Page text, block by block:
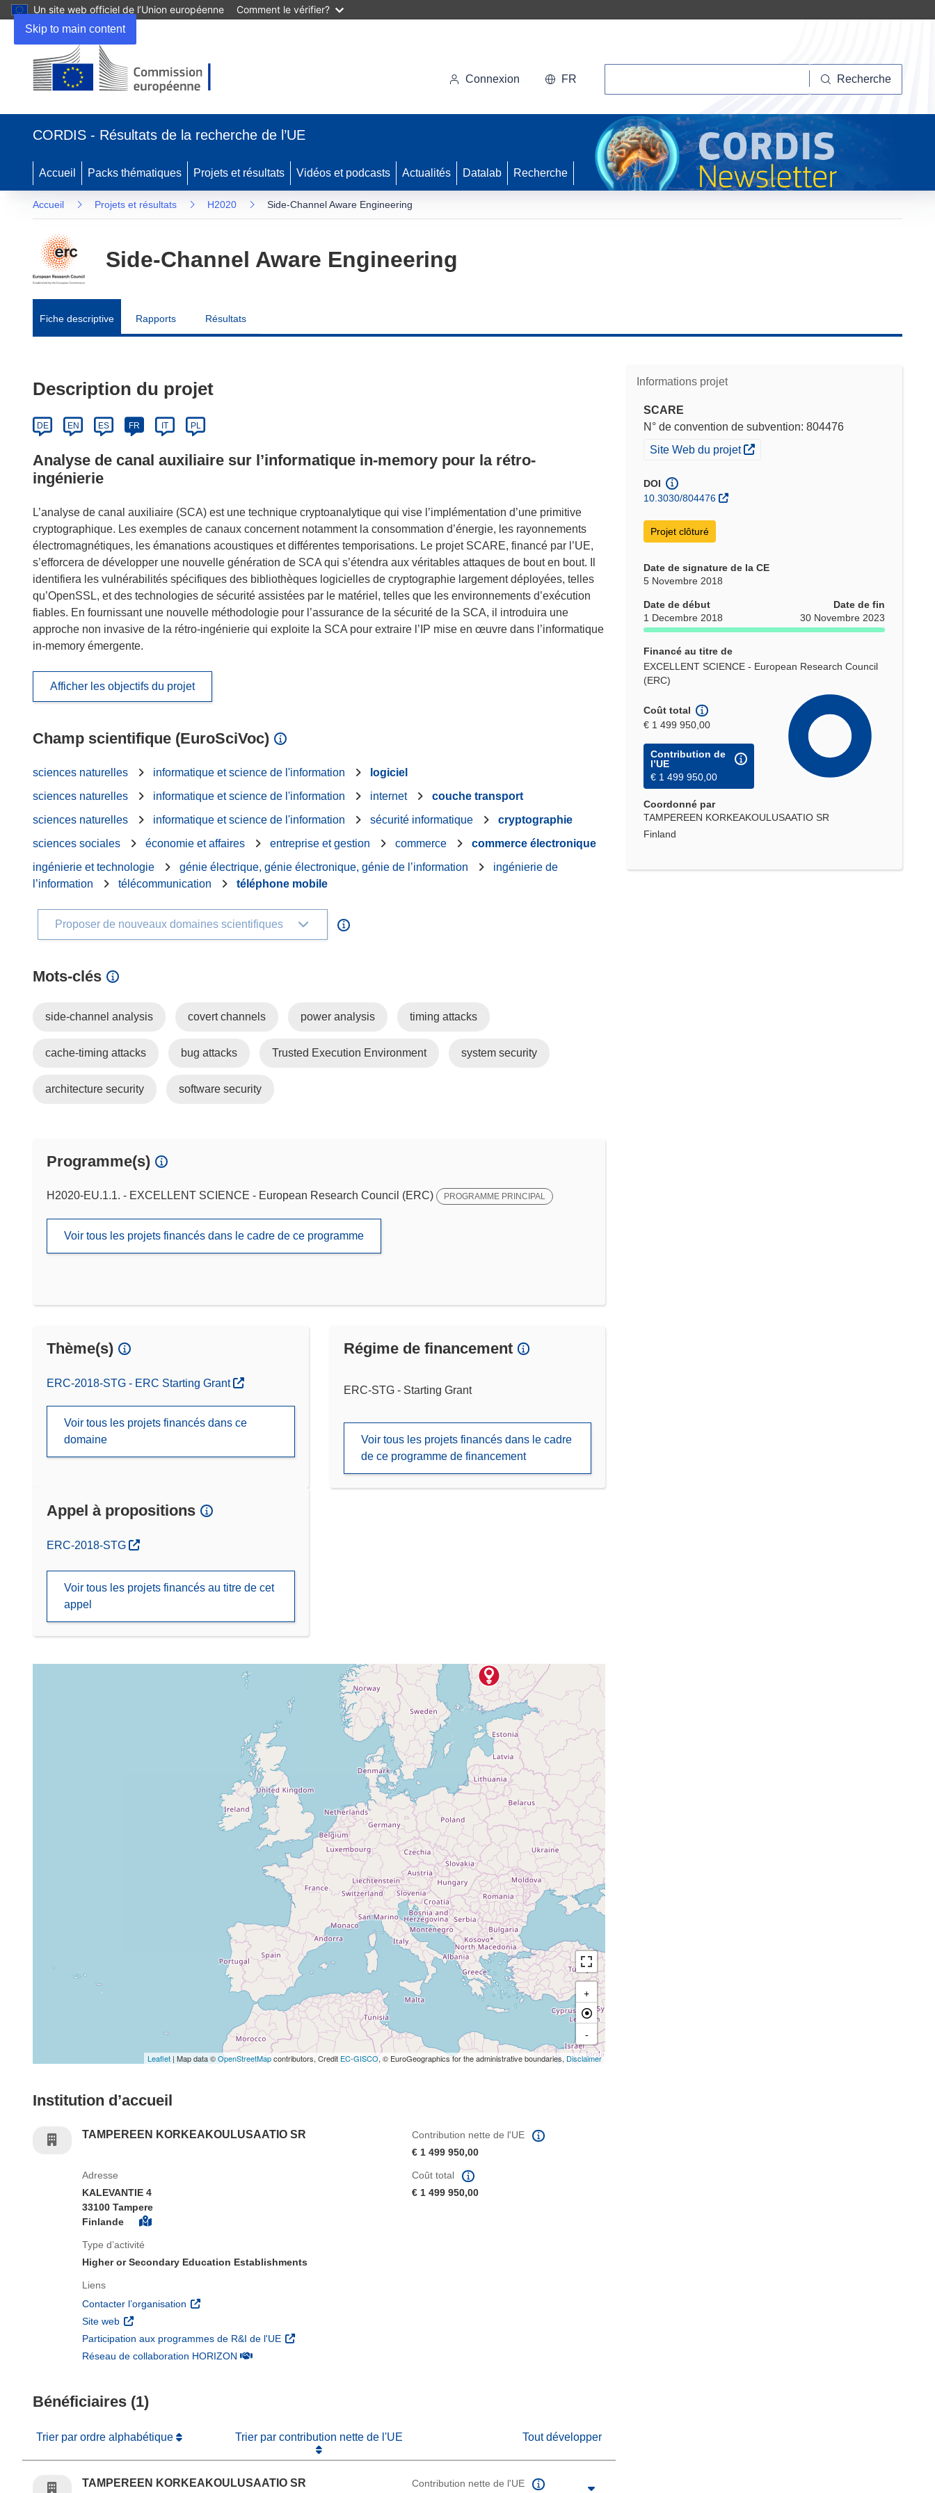
Skip to main content
Un site web officiel de l’Union européenne Comment le vérifier?
Connexion FR Recherche
CORDIS - Résultats de la recherche de l’UE
Accueil Packs thématiques Projets et résultats Vidéos et podcasts Actualités Datalab Recherche
Accueil Projets et résultats H2020 Side-Channel Aware Engineering
Side-Channel Aware Engineering
Fiche descriptive Rapports Résultats
Informations projet
SCARE
N° de convention de subvention: 804476
(s’ouvre dans une nouvelle fenêtre)
Site Web du projet
DOI
10.3030/804476
Projet clôturé
Date de signature de la CE
5 Novembre 2018
Date de début
1 Decembre 2018
Date de fin
30 Novembre 2023
Financé au titre de
EXCELLENT SCIENCE - European Research Council
(ERC)
Coût total
€ 1 499 950,00
Contribution de
l’UE
€ 1 499 950,00
Coordonné par
TAMPEREEN KORKEAKOULUSAATIO SR
Finland
Description du projet
DE EN ES FR IT PL
Analyse de canal auxiliaire sur l’informatique in-memory pour la rétro-
ingénierie
L’analyse de canal auxiliaire (SCA) est une technique cryptoanalytique qui vise l’implémentation d’une primitive
cryptographique. Les exemples de canaux concernent notamment la consommation d’énergie, les rayonnements
électromagnétiques, les émanations acoustiques et différentes temporisations. Le projet SCARE, financé par l’UE,
s’efforcera de développer une nouvelle génération de SCA qui s’étendra aux véritables attaques de bout en bout. Il
identifiera les vulnérabilités spécifiques des bibliothèques logicielles de cryptographie largement déployées, telles
qu’OpenSSL, et des technologies de sécurité assistées par le matériel, telles que les environnements d’exécution
fiables. En fournissant une nouvelle méthodologie pour l’assurance de la sécurité de la SCA, il introduira une
approche non invasive de la rétro-ingénierie qui exploite la SCA pour extraire l’IP mise en œuvre dans l’informatique
in-memory émergente.
Afficher les objectifs du projet
Champ scientifique (EuroSciVoc)
sciences naturelles informatique et science de l'information
logiciel
sciences naturelles
informatique et science de l'information internet
couche transport
sciences naturelles
informatique et science de l'information sécurité informatique
cryptographie
sciences sociales
économie et affaires entreprise et gestion commerce
commerce électronique
ingénierie et technologie
génie électrique, génie électronique, génie de l’information
ingénierie de
l’information
télécommunication téléphone mobile
Proposer de nouveaux domaines scientifiques
Mots‑clés
side-channel analysis covert channels power analysis timing attacks
cache-timing attacks bug attacks Trusted Execution Environment system security
architecture security software security
Programme(s)
H2020-EU.1.1. - EXCELLENT SCIENCE - European Research Council (ERC) PROGRAMME PRINCIPAL
Voir tous les projets financés dans le cadre de ce programme
Thème(s)
ERC-2018-STG - ERC Starting Grant
Voir tous les projets financés dans ce
domaine
Régime de financement
ERC-STG - Starting Grant
Voir tous les projets financés dans le cadre
de ce programme de financement
Appel à propositions
(s’ouvre dans une nouvelle fenêtre)
ERC-2018-STG
Voir tous les projets financés au titre de cet
appel
+
-
Leaflet | Map data ©OpenStreetMapcontributors, Credit EC-GISCO, © EuroGeographics for the administrative boundaries, Disclaimer
Institution d’accueil
TAMPEREEN KORKEAKOULUSAATIO SR
Contribution nette de l'UE
€ 1 499 950,00
Adresse
KALEVANTIE 4
33100 Tampere
Finlande
Type d’activité
Higher or Secondary Education Establishments
Liens
Contacter l’organisation (s’ouvre dans une nouvelle fenêtre)
Site web (s’ouvre dans une nouvelle fenêtre)
Participation aux programmes de R&I de l'UE (s’ouvre dans une nouvelle fenêtre)
Réseau de collaboration HORIZON(s’ouvre dans une nouvelle fenêtre)
Coût total
€ 1 499 950,00
Bénéficiaires (1)
Trier par ordre alphabétique Trier par contribution nette de l'UE Tout développer
TAMPEREEN KORKEAKOULUSAATIO SR Contribution nette de l'UE